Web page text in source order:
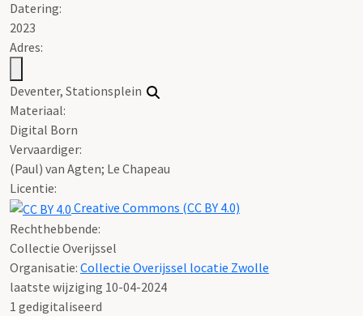
Datering:
2023
Adres:
Deventer, Stationsplein
Materiaal:
Digital Born
Vervaardiger:
(Paul) van Agten; Le Chapeau
Licentie:
Creative Commons (CC BY 4.0)
Rechthebbende:
Collectie Overijssel
Organisatie: Collectie Overijssel locatie Zwolle
laatste wijziging 10-04-2024
1 gedigitaliseerd